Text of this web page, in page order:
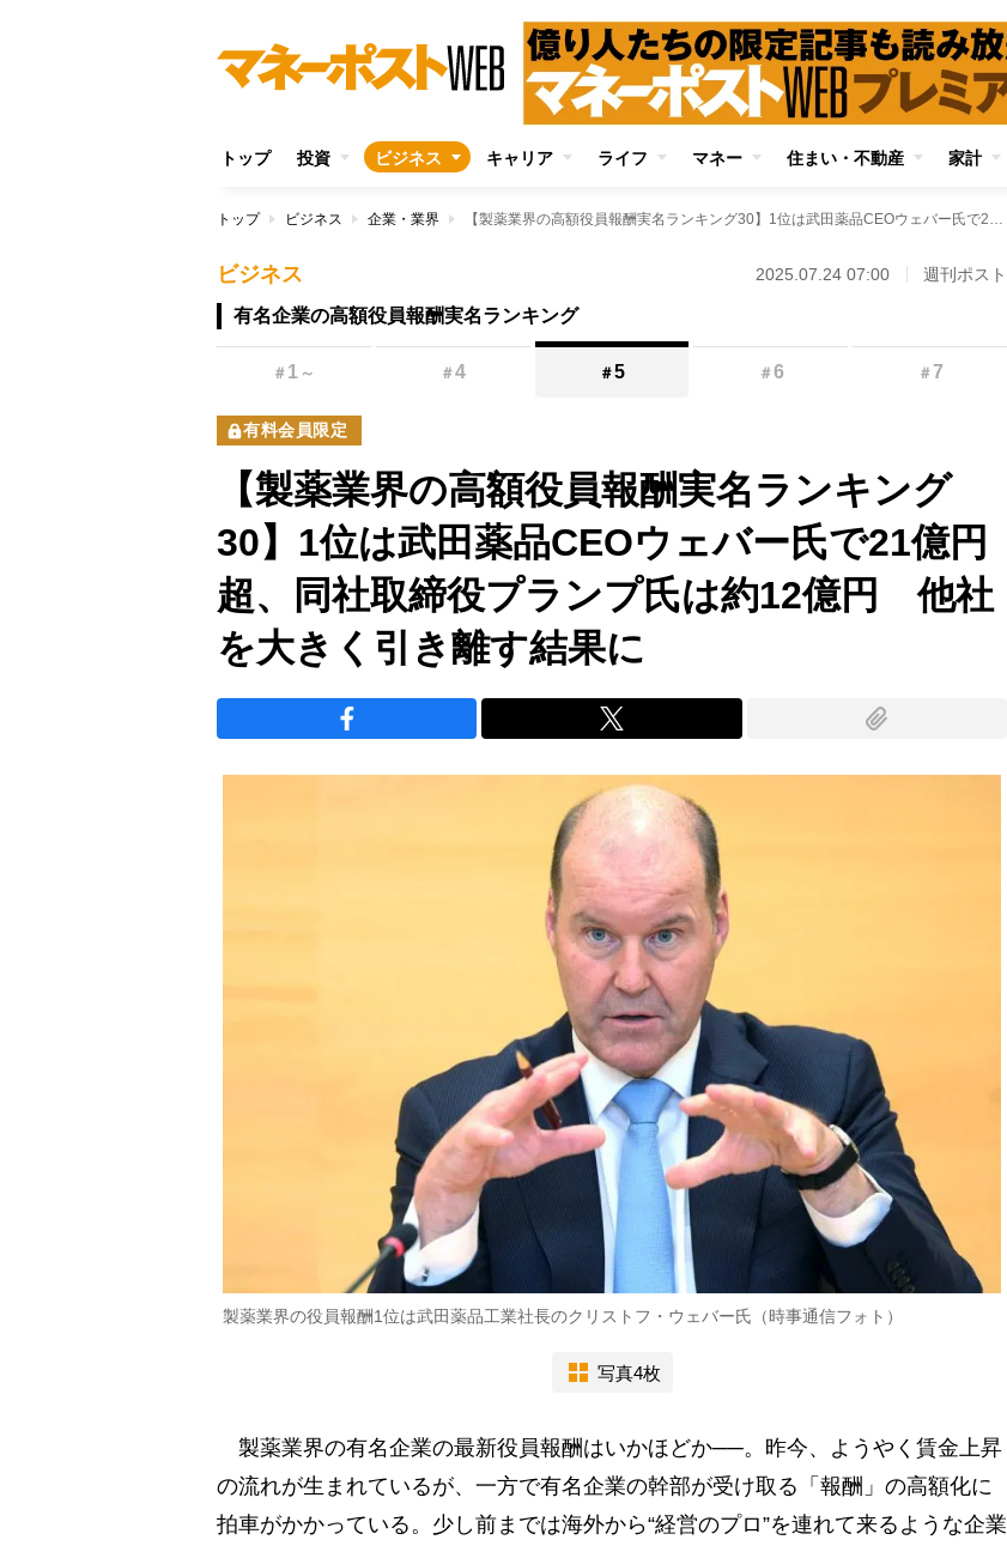
トップ 投資 ビジネス キャリア ライフ マネー 住まい・不動産 家計
トップ ビジネス 企業・業界 【製薬業界の高額役員報酬実名ランキング30】1位は武田薬品CEOウェバー氏で21億円超、同社取締役プランプ氏は約12億円 他社を大きく引き離す結果に
ビジネス 2025.07.24 07:00 週刊ポスト
有名企業の高額役員報酬実名ランキング
＃ 1 ～ ＃4 ＃5 ＃6 ＃7
有料会員限定
【製薬業界の高額役員報酬実名ランキング
30】1位は武田薬品CEOウェバー氏で21億円
超、同社取締役プランプ氏は約12億円 他社
を大きく引き離す結果に
製薬業界の役員報酬1位は武田薬品工業社長のクリストフ・ウェバー氏（時事通信フォト）
写真4枚
製薬業界の有名企業の最新役員報酬はいかほどか──。昨今、ようやく賃金上昇
の流れが生まれているが、一方で有名企業の幹部が受け取る「報酬」の高額化に
拍車がかかっている。少し前までは海外から“経営のプロ”を連れて来るような企業